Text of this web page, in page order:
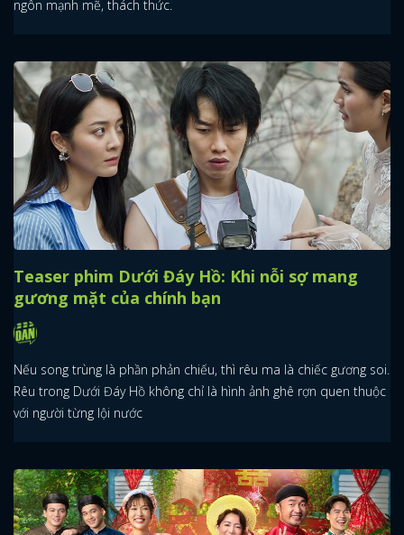
ngôn mạnh mẽ, thách thức.
Teaser phim Dưới Đáy Hồ: Khi nỗi sợ mang
gương mặt của chính bạn
Nếu song trùng là phần phản chiếu, thì rêu ma là chiếc gương soi.
Rêu trong Dưới Đáy Hồ không chỉ là hình ảnh ghê rợn quen thuộc
với người từng lội nước